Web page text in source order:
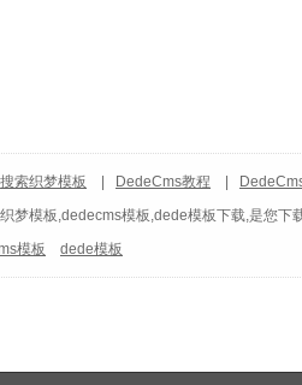
搜索织梦模板 DedeCms教程
梦模板,dedecms模板,dede模板下载,是您
模板 dede模板